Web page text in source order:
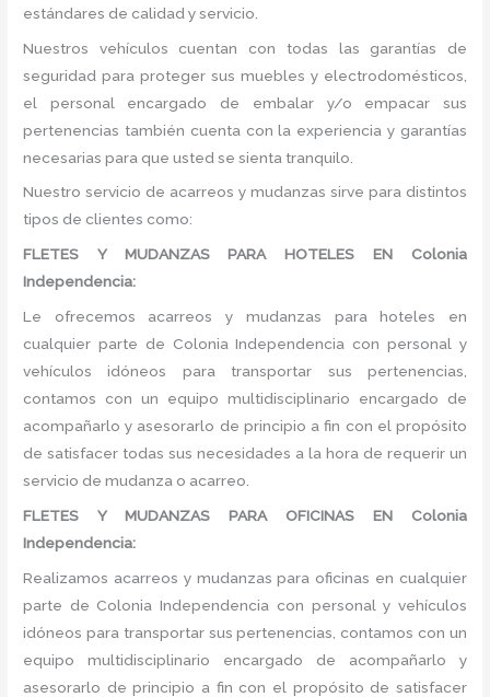
estándares de calidad y servicio.
Nuestros vehículos cuentan con todas las garantías de
seguridad para proteger sus muebles y electrodomésticos,
el personal encargado de embalar y/o empacar sus
pertenencias también cuenta con la experiencia y garantías
necesarias para que usted se sienta tranquilo.
Nuestro servicio de acarreos y mudanzas sirve para distintos
tipos de clientes como:
FLETES Y MUDANZAS PARA HOTELES EN Colonia
Independencia:
Le ofrecemos acarreos y mudanzas para hoteles en
cualquier parte de Colonia Independencia con personal y
vehículos idóneos para transportar sus pertenencias,
contamos con un equipo multidisciplinario encargado de
acompañarlo y asesorarlo de principio a fin con el propósito
de satisfacer todas sus necesidades a la hora de requerir un
servicio de mudanza o acarreo.
FLETES Y MUDANZAS PARA OFICINAS EN Colonia
Independencia:
Realizamos acarreos y mudanzas para oficinas en cualquier
parte de Colonia Independencia con personal y vehículos
idóneos para transportar sus pertenencias, contamos con un
equipo multidisciplinario encargado de acompañarlo y
asesorarlo de principio a fin con el propósito de satisfacer